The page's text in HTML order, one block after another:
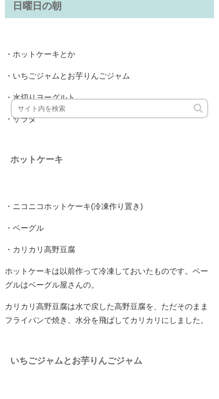
日曜日の朝
・ホットケーキとか
・いちごジャムとお芋りんごジャム
・水切りヨーグルト
・サラダ
ホットケーキ
・ニコニコホットケーキ(冷凍作り置き)
・ベーグル
・カリカリ高野豆腐
ホットケーキは以前作って冷凍しておいたものです。ベー
グルはベーグル屋さんの。
カリカリ高野豆腐は水で戻した高野豆腐を、ただそのまま
フライパンで焼き、水分を飛ばしてカリカリにしました。
いちごジャムとお芋りんごジャム